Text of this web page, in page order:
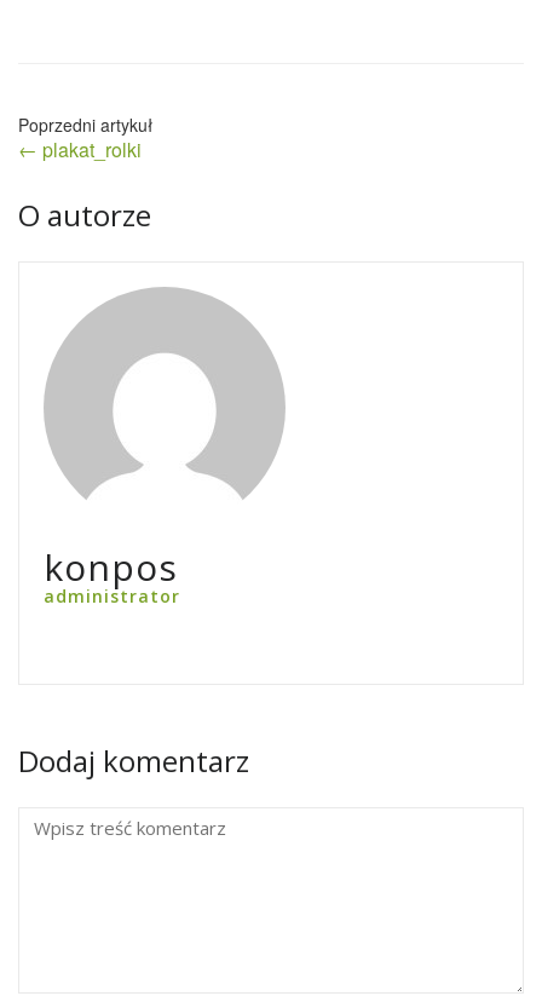
Nawigacja
wpisu
← plakat_rolki
O autorze
konpos
administrator
Dodaj komentarz